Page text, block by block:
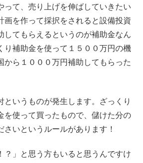
って、売り上げを伸ばしていきたい
画を作って採択をされると設備投資
してもらえるというのが補助金なん
り補助金を使って１５００万円の機
から１０００万円補助してもらった
というものが発生します。ざっくり
を使って買ったもので、儲けた分の
さいというルールがあります！
？」と思う方もいると思うんですけ